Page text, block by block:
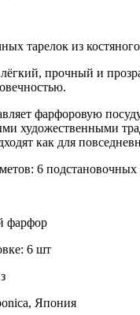
тарелок из
прочный и
фарфоровую
художественными
как для
6 подстановочных
фарфор
6 шт
Япония